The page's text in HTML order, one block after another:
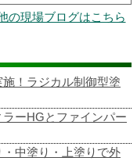
の現場ブログはこちら
！ラジカル制御型塗
ーHGとファインパー
中塗り・上塗りで外